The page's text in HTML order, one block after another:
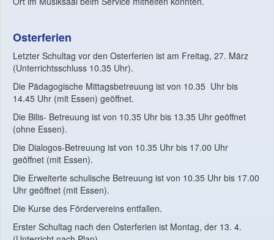
Osterferien
Letzter Schultag vor den Osterferien ist am Freitag, 27. März
(Unterrichtsschluss 10.35 Uhr).
Die Pädagogische Mittagsbetreuung ist von 10.35 Uhr bis
14.45 Uhr (mit Essen) geöffnet.
Die Bilis- Betreuung ist von 10.35 Uhr bis 13.35 Uhr geöffnet
(ohne Essen).
Die Dialogos-Betreuung ist von 10.35 Uhr bis 17.00 Uhr
geöffnet (mit Essen).
Die Erweiterte schulische Betreuung ist von 10.35 Uhr bis 17.00
Uhr geöffnet (mit Essen).
Die Kurse des Fördervereins entfallen.
Erster Schultag nach den Osterferien ist Montag, der 13. 4.